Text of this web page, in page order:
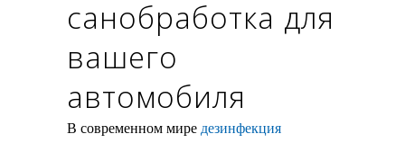
санобработка для
вашего
автомобиля
В современном мире дезинфекция